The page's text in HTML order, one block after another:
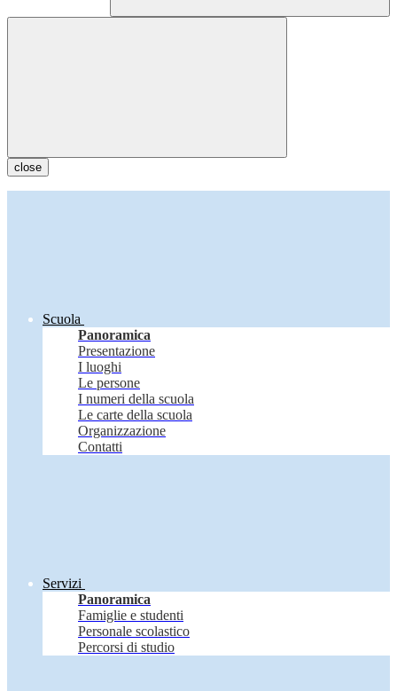
close
Scuola
Panoramica
Presentazione
I luoghi
Le persone
I numeri della scuola
Le carte della scuola
Organizzazione
Contatti
Servizi
Panoramica
Famiglie e studenti
Personale scolastico
Percorsi di studio